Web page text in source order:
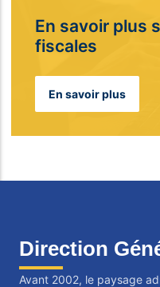
En savoir plus
fiscales​
En savoir plus
Direction
Avant 2002, le paysage